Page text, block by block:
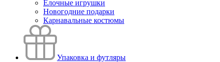
Елочные игрушки
Новогодние подарки
Карнавальные костюмы
Упаковка и футляры